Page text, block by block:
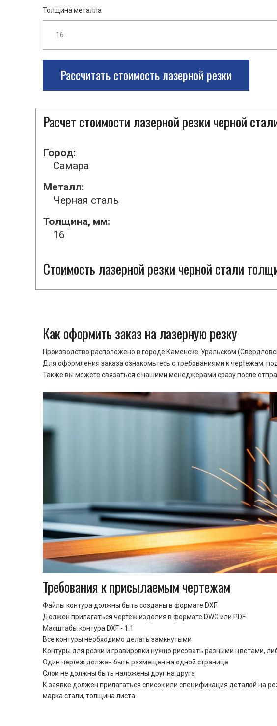
Толщина металла
Рассчитать стоимость лазерной резки
Расчет стоимости лазерной резки черной
Город:
Самара
Металл:
Черная сталь
Толщина, мм:
16
Стоимость лазерной резки черной стали
Как оформить заказ на лазерную резку
Производство расположено в городе Каменске-Уральском
Для оформления заказа ознакомьтесь с требованиями к чертежам,
Также вы можете связаться с нашими менеджерами сразу после
Требования к присылаемым чертежам
Файлы контура должны быть созданы в формате DXF
Должен прилагаться чертёж изделия в формате DWG или PDF
Масштабы контура DXF - 1:1
Все контуры необходимо делать замкнутыми
Контуры для резки и гравировки нужно рисовать разными цветами,
Один чертеж должен быть размещен на одной странице
Cлои не должны быть наложены друг на друга
К заявке должен прилагаться список или спецификация деталей на
марка стали, толщина листа